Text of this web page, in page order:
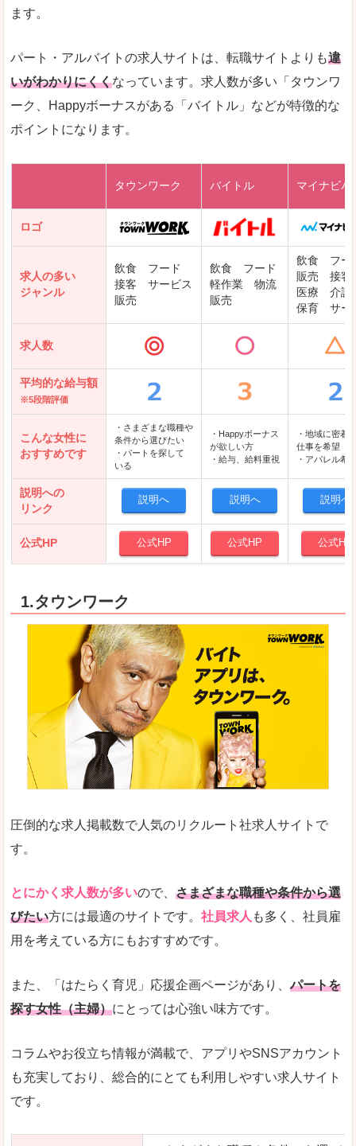
求人を含んだページを見てみる
ファーマキャリア
レバテックキャリア
DODAエンジニア IT
クリーデンス
テンプスタッフ
アパレル転職なび
ます。
パート・アルバイトの求人サイトは、転職サイトよりも違
いがわかりにくくなっています。求人数が多い「タウンワ
ーク、Happyボーナスがある「バイトル」などが特徴的な
ポイントになります。
タウンワーク バイトル マイナビバ
ロゴ
求人の多い
ジャンル
飲食 フード
接客 サービス
販売
飲食 フード
軽作業 物流
販売
飲食 フー
販売 接客
医療 介護
保育 サー
求人数
平均的な給与額
※5段階評価
こんな女性に
おすすめです
・さまざまな職種や
条件から選びたい
・パートを探して
いる
・Happyボーナス
が欲しい方
・給与、給料重視
・地域に密着
仕事を希望
・アパレル希
説明への
リンク
説明へ 説明へ 説明へ
公式HP 公式HP 公式HP 公式HP
1.タウンワーク
圧倒的な求人掲載数で人気のリクルート社求人サイトで
す。
とにかく求人数が多いので、 さまざまな職種や条件から選
びたい方には最適のサイトです。 社員求人 も多く、社員雇
用を考えている方にもおすすめです。
また、「はたらく育児」応援企画ページがあり、パートを
探す女性（主婦）にとっては心強い味方です。
コラムやお役立ち情報が満載で、アプリやSNSアカウント
も充実しており、総合的にとても利用しやすい求人サイト
です。